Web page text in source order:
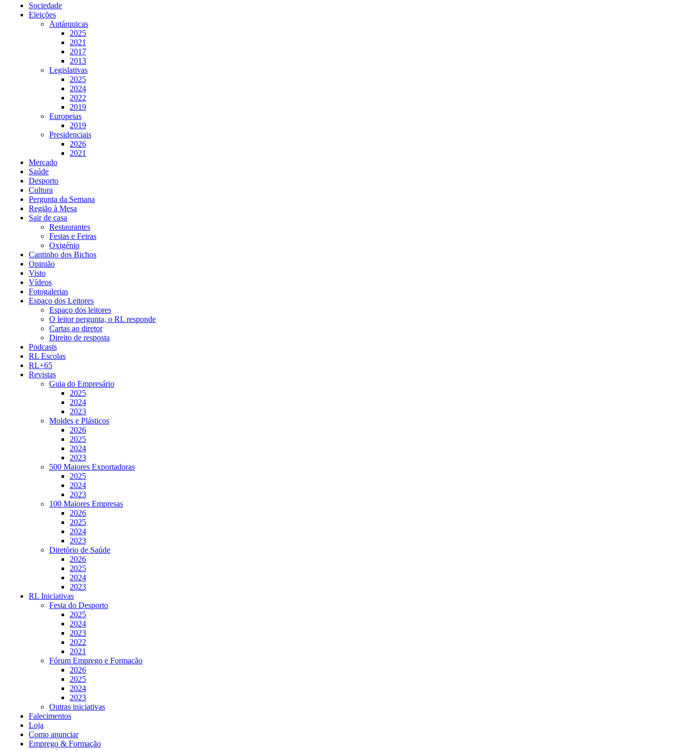
Sociedade
Eleições
Autárquicas
2025
2021
2017
2013
Legislativas
2025
2024
2022
2019
Europeias
2019
Presidenciais
2026
2021
Mercado
Saúde
Desporto
Cultura
Pergunta da Semana
Região à Mesa
Sair de casa
Restaurantes
Festas e Feiras
Oxigénio
Cantinho dos Bichos
Opinião
Visto
Vídeos
Fotogalerias
Espaço dos Leitores
Espaço dos leitores
O leitor pergunta, o RL responde
Cartas ao diretor
Direito de resposta
Podcasts
RL Escolas
RL+65
Revistas
Guia do Empresário
2025
2024
2023
Moldes e Plásticos
2026
2025
2024
2023
500 Maiores Exportadoras
2025
2024
2023
100 Maiores Empresas
2026
2025
2024
2023
Diretório de Saúde
2026
2025
2024
2023
RL Iniciativas
Festa do Desporto
2025
2024
2023
2022
2021
Fórum Emprego e Formação
2026
2025
2024
2023
Outras iniciativas
Falecimentos
Loja
Como anunciar
Emprego & Formação